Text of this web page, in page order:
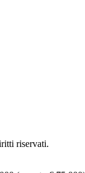
riservati.